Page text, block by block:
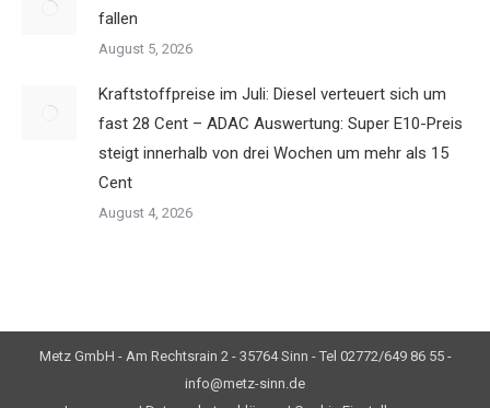
fallen
August 5, 2026
Kraftstoffpreise im Juli: Diesel verteuert sich um
fast 28 Cent – ADAC Auswertung: Super E10-Preis
steigt innerhalb von drei Wochen um mehr als 15
Cent
August 4, 2026
Metz GmbH - Am Rechtsrain 2 - 35764 Sinn - Tel 02772/649 86 55 -
info@metz-sinn.de